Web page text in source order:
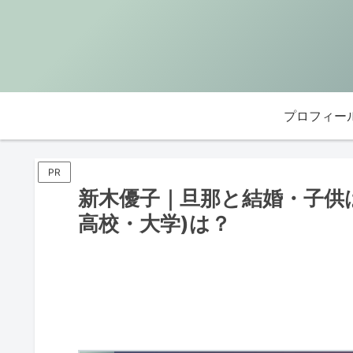
プロフィー
PR
新木優子｜旦那と結婚・子
高校・大学)は？